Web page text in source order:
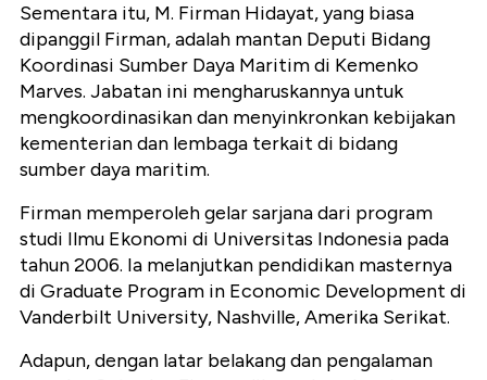
Sementara itu, M. Firman Hidayat, yang biasa
dipanggil Firman, adalah mantan Deputi Bidang
Koordinasi Sumber Daya Maritim di Kemenko
Marves. Jabatan ini mengharuskannya untuk
mengkoordinasikan dan menyinkronkan kebijakan
kementerian dan lembaga terkait di bidang
sumber daya maritim.
Firman memperoleh gelar sarjana dari program
studi Ilmu Ekonomi di Universitas Indonesia pada
tahun 2006. Ia melanjutkan pendidikan masternya
di Graduate Program in Economic Development di
Vanderbilt University, Nashville, Amerika Serikat.
Adapun, dengan latar belakang dan pengalaman